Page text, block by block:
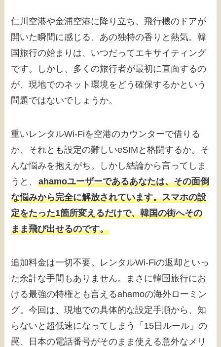
仁川空港や金浦空港に降り立ち、飛行機のドアが
開いた瞬間に感じる、あの独特の香りと熱気。韓
国旅行の始まりは、いつだってエキサイティング
です。しかし、多くの旅行者が最初に直面するの
が、現地でのネット環境をどう確保するかという
問題ではないでしょうか。
重いレンタルWi-Fiを空港のカウンターで借りる
か、それとも設定の難しいeSIMと格闘するか。そ
んな悩みを抱えがち。しかし結論から言ってしま
うと、ahamoユーザーであるあなたは、その面倒
な悩みから完全に解放されています。スマホの設
定をたった1箇所変えるだけで、韓国の街へその
まま飛び出せるのです。
追加料金は一切不要。レンタルWi-Fiの返却といっ
た余計な手間もありません。まさに韓国旅行にお
ける最強の特権とも言えるahamoの海外ローミン
グ。今回は、現地での具体的な設定手順から、知
らないと超低速になってしまう「15日ルール」の
罠、日本の電話番号がそのまま使える意外なメリ